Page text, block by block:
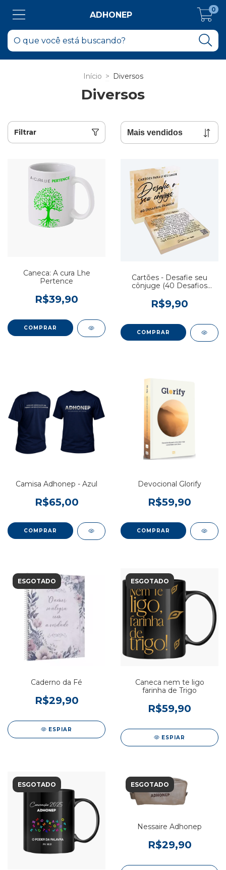
ADHONEP
0
Início > Diversos
Diversos
Filtrar
Caneca: A cura Lhe
Pertence
R$39,90
Cartões - Desafie seu
cônjuge (40 Desafios
Kendrick
R$9,90
Camisa Adhonep - Azul
R$65,00
Devocional Glorify
R$59,90
ESGOTADO
Caderno da Fé
R$29,90
ESPIAR
ESGOTADO
Caneca nem te ligo
farinha de Trigo
R$59,90
ESPIAR
ESGOTADO ESGOTADO
Nessaire Adhonep
R$29,90